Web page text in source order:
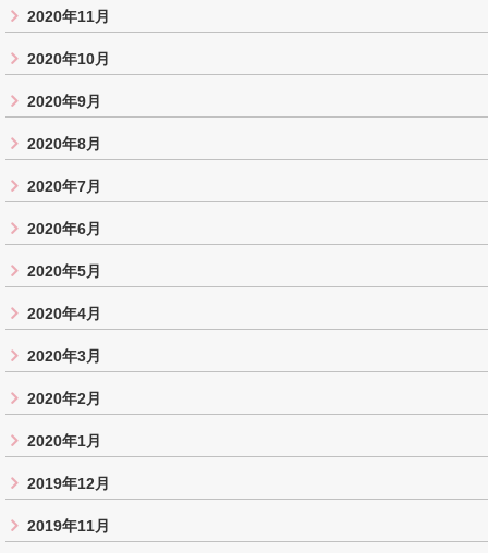
2020年11月
2020年10月
2020年9月
2020年8月
2020年7月
2020年6月
2020年5月
2020年4月
2020年3月
2020年2月
2020年1月
2019年12月
2019年11月